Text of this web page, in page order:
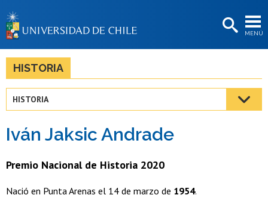
MENÚ
BIBLIOTECAS
Estudiantes
Académicas/os
Funcionarias/os
HISTORIA
HISTORIA
Iván Jaksic Andrade
Premio Nacional de Historia 2020
Nació en Punta Arenas el 14 de marzo de 1954.